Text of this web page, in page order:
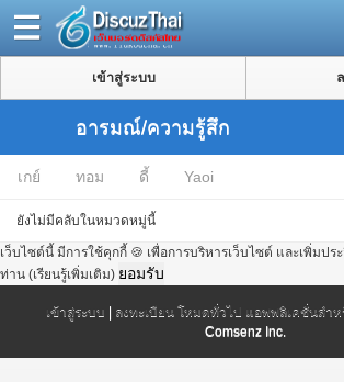
เข้าสู่ระบบ
อารมณ์/ความรู้สึก
เกย์ ทอม ดี้ Yaoi
ยังไม่มีคลับในหมวดหมู่นี้
เว็บไซต์นี้ มีการใช้คุกกี้ 🍪 เพื่อการบริหารเว็บไซต์ และเพิ่มป
ท่าน (เรียนรู้เพิ่มเติม) ยอมรับ
เข้าสู่ระบบ | ลงทะเบียน โหมดทั่วไป แอพพลิเคชั่นสำ
Comsenz Inc.